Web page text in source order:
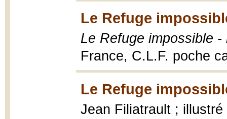
Le Refuge
Le Refuge impossible -
France, C.L.F. poche
Le Refuge
Jean Filiatrault ;